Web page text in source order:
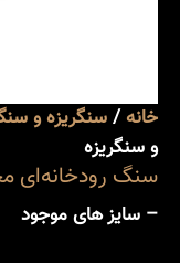
خانه/سنگریزه و
و سنگریزه
سنگ رودخانه‌ای
– سایز های موجود